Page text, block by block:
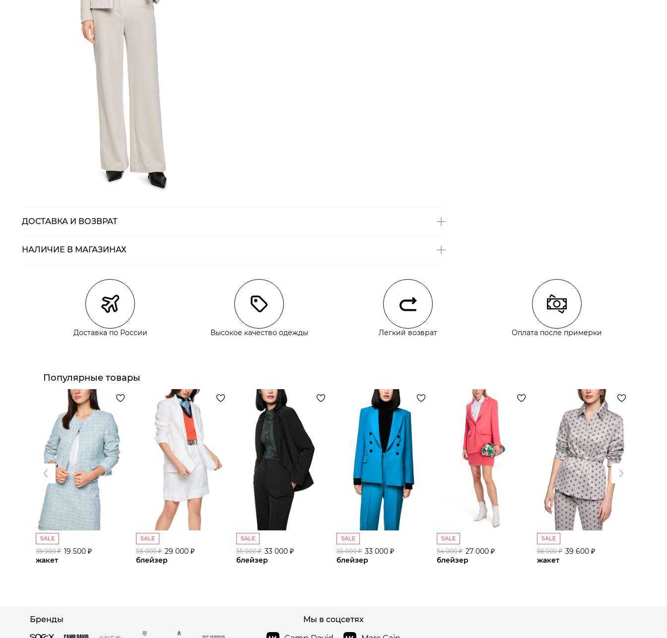
ДОСТАВКА И ВОЗВРАТ
Курьерская доставка СДЭК
Самовывоз из пункта выдачи СДЭК
Самовывоз из наших магазинов
Самовывоз из пункта выдачи СДЭК
НАЛИЧИЕ В МАГАЗИНАХ
Доставка по России Высокое качество одежды Легкий возврат Оплата после примерки
Популярные товары
SALE
39 000 ₽ 19 500 ₽
жакет
SALE
58 000 ₽ 29 000 ₽
блейзер
SALE
55 000 ₽ 33 000 ₽
блейзер
SALE
55 000 ₽ 33 000 ₽
блейзер
SALE
54 000 ₽ 27 000 ₽
блейзер
SALE
66 000 ₽ 39 600 ₽
жакет
Бренды
Мы в соцсетях